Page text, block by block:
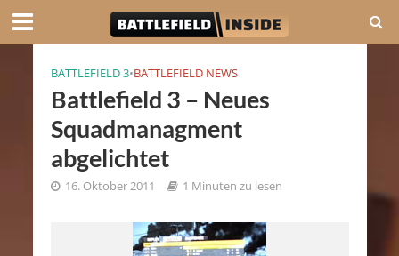
BATTLEFIELD 3•BATTLEFIELD NEWS
Battlefield 3 – Neues
Squadmanagment
abgelichtet
16. Oktober 2011 1 Minuten zu lesen